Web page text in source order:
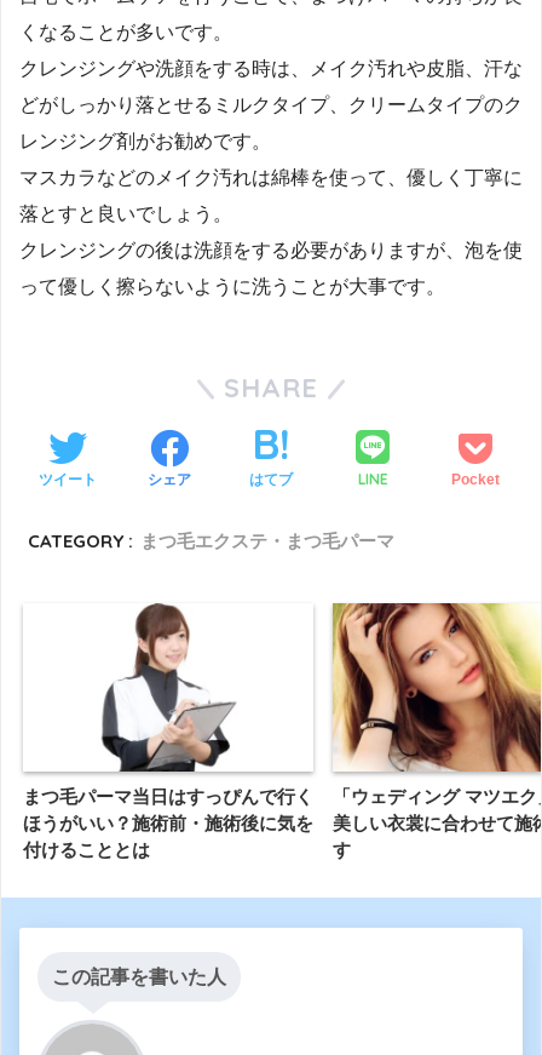
くなることが多いです。
クレンジングや洗顔をする時は、メイク汚れや皮脂、汗な
どがしっかり落とせるミルクタイプ、クリームタイプのク
レンジング剤がお勧めです。
マスカラなどのメイク汚れは綿棒を使って、優しく丁寧に
落とすと良いでしょう。
クレンジングの後は洗顔をする必要がありますが、泡を使
って優しく擦らないように洗うことが大事です。
SHARE
ツイート シェア はてブ LINE Pocket
CATEGORY : まつ毛エクステ・まつ毛パーマ
まつ毛パーマ当日はすっぴんで行く
ほうがいい？施術前・施術後に気を
付けることとは
「ウェディング マツエ
美しい衣裳に合わせて施
す
この記事を書いた人